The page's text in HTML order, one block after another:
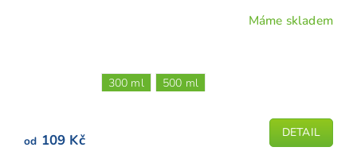
Máme skladem
od 109 Kč DETAIL
300 ml 500 ml